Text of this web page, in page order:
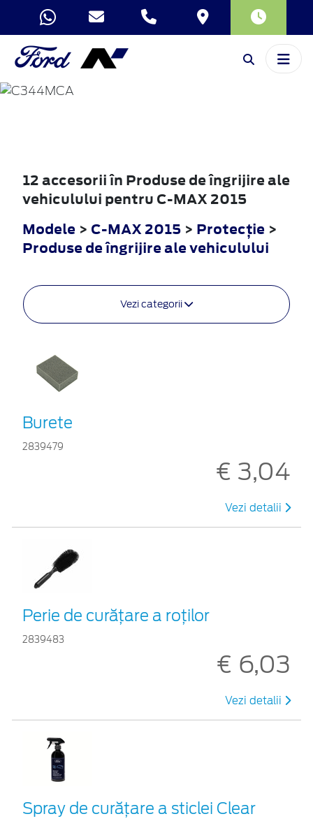
C-MAX
12 accesorii în Produse de îngrijire ale
vehiculului pentru C-MAX 2015
Modele > C-MAX 2015 > Protecţie >
Produse de îngrijire ale vehiculului
Vezi categorii
Burete
2839479
€ 3,04
Vezi detalii
Perie de curățare a roților
2839483
€ 6,03
Vezi detalii
Spray de curățare a sticlei Clear